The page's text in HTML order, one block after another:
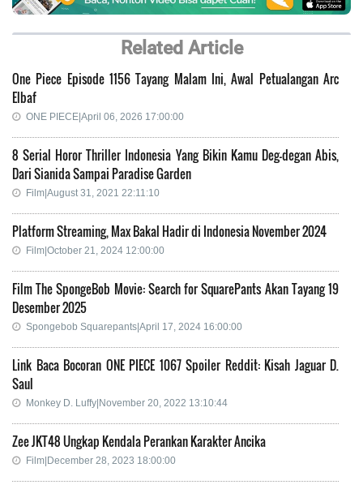
Related Article
One Piece Episode 1156 Tayang Malam Ini, Awal Petualangan Arc
Elbaf
ONE PIECE|April 06, 2026 17:00:00
8 Serial Horor Thriller Indonesia Yang Bikin Kamu Deg-degan Abis,
Dari Sianida Sampai Paradise Garden
Film|August 31, 2021 22:11:10
Platform Streaming, Max Bakal Hadir di Indonesia November 2024
Film|October 21, 2024 12:00:00
Film The SpongeBob Movie: Search for SquarePants Akan Tayang 19
Desember 2025
Spongebob Squarepants|April 17, 2024 16:00:00
Link Baca Bocoran ONE PIECE 1067 Spoiler Reddit: Kisah Jaguar D.
Saul
Monkey D. Luffy|November 20, 2022 13:10:44
Zee JKT48 Ungkap Kendala Perankan Karakter Ancika
Film|December 28, 2023 18:00:00